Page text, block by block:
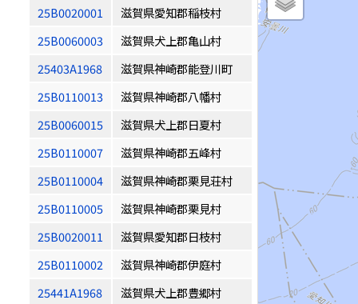
25B0020001
滋賀県愛知郡稲枝村
25B0060003
滋賀県犬上郡亀山村
25403A1968
滋賀県神崎郡能登川町
25B0110013
滋賀県神崎郡八幡村
25B0060015
滋賀県犬上郡日夏村
25B0110007
滋賀県神崎郡五峰村
25B0110004
滋賀県神崎郡栗見荘村
25B0110005
滋賀県神崎郡栗見村
25B0020011
滋賀県愛知郡日枝村
25B0110002
滋賀県神崎郡伊庭村
25441A1968
滋賀県犬上郡豊郷村